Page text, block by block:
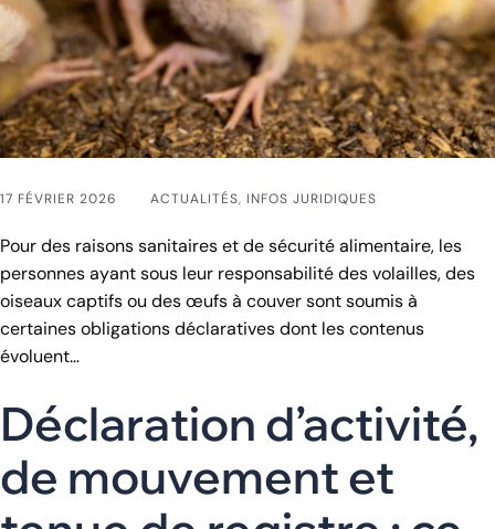
17 FÉVRIER 2026 ACTUALITÉS, INFOS JURIDIQUES
Pour des raisons sanitaires et de sécurité alimentaire, les
personnes ayant sous leur responsabilité des volailles, des
oiseaux captifs ou des œufs à couver sont soumis à
certaines obligations déclaratives dont les contenus
évoluent…
Déclaration d’activité,
de mouvement et